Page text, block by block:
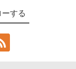
ーする